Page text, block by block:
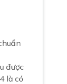
được
là có